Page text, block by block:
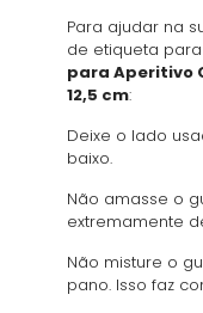
Para ajudar na
de etiqueta
para Aperitivo
12,5 cm:
Deixe o lado
baixo.
Não amasse o
extremamente
Não misture o
pano. Isso faz